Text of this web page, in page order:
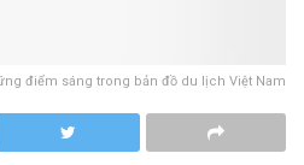
điểm sáng trong bản đồ du lịch Việt Nam